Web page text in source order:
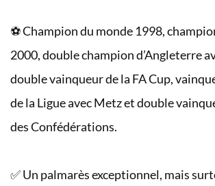
⚽️ Champion du monde 1998,
2000, double champion d’Angleterre
double vainqueur de la FA Cup,
de la Ligue avec Metz et double
des Confédérations.
✅ Un palmarès exceptionnel, mais